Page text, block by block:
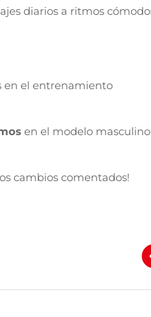
diarios a ritmos
en el entrenamiento
en el modelo
cambios comentados!